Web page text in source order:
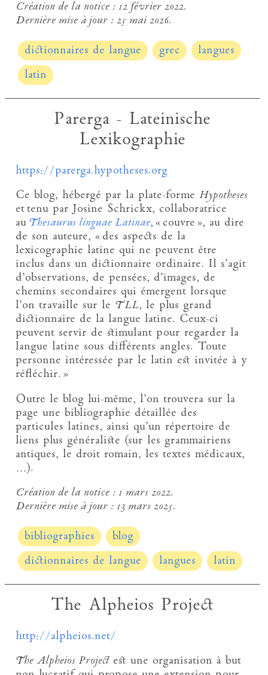
Création de la notice :12 février 2022.
Dernière mise à jour :25 mai 2026.
dictionnaires de langue grec
langues
latin
Parerga - Lateinische
Lexikographie
https://parerga.hypotheses.org
Ce blog, hébergé par la plate-forme Hypotheses
et tenu par Josine Schrickx, collaboratrice
au Thesaurus linguae Latinae, « couvre », au dire
de son auteure, « des aspects de la
lexicographie latine qui ne peuvent être
inclus dans un dictionnaire ordinaire. Il s’agit
d’observations, de pensées, d’images, de
chemins secondaires qui émergent lorsque
l’on travaille sur le TLL, le plus grand
dictionnaire de la langue latine. Ceux-ci
peuvent servir de stimulant pour regarder la
langue latine sous différents angles. Toute
personne intéressée par le latin est invitée à y
réfléchir. »
Outre le blog lui-même, l’on trouvera sur la
page une bibliographie détaillée des
particules latines, ainsi qu’un répertoire de
liens plus généraliste (sur les grammairiens
antiques, le droit romain, les textes médicaux,
…).
Création de la notice :1 mars 2022.
Dernière mise à jour :13 mars 2025.
bibliographies
blog
dictionnaires de langue
langues latin
The Alpheios Project
http://alpheios.net/
The Alpheios Projectest une organisation à but